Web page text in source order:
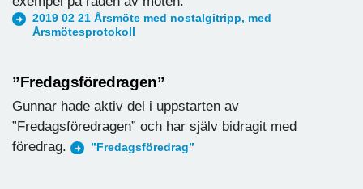
2019 02 21 Årsmöte med nostalgitripp, med
Årsmötesprotokoll
”Fredagsföredragen”
Gunnar hade aktiv del i uppstarten av
”Fredagsföredragen” och har själv bidragit med
föredrag.
”Fredagsföredrag”